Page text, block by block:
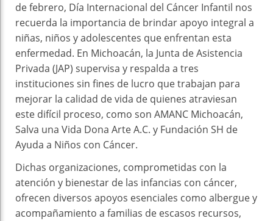
de febrero, Día Internacional del Cáncer Infantil nos
recuerda la importancia de brindar apoyo integral a
niñas, niños y adolescentes que enfrentan esta
enfermedad. En Michoacán, la Junta de Asistencia
Privada (JAP) supervisa y respalda a tres
instituciones sin fines de lucro que trabajan para
mejorar la calidad de vida de quienes atraviesan
este difícil proceso, como son AMANC Michoacán,
Salva una Vida Dona Arte A.C. y Fundación SH de
Ayuda a Niños con Cáncer.
Dichas organizaciones, comprometidas con la
atención y bienestar de las infancias con cáncer,
ofrecen diversos apoyos esenciales como albergue y
acompañamiento a familias de escasos recursos,